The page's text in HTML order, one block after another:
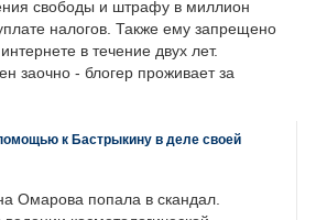
свободы и штрафу в миллион
налогов. Также ему запрещено
в течение двух лет.
заочно - блогер проживает за
к Бастрыкину в деле своей
Омарова попала в скандал.